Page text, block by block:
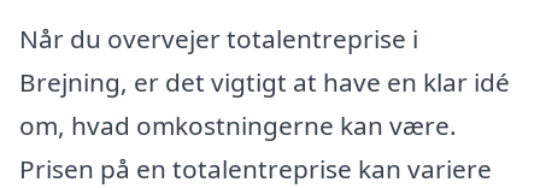
Når du overvejer totalentreprise i
Brejning, er det vigtigt at have en klar idé
om, hvad omkostningerne kan være.
Prisen på en totalentreprise kan variere